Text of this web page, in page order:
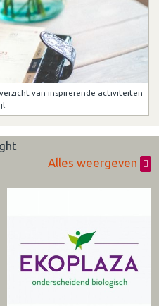
van inspirerende activiteiten
Alles weergeven